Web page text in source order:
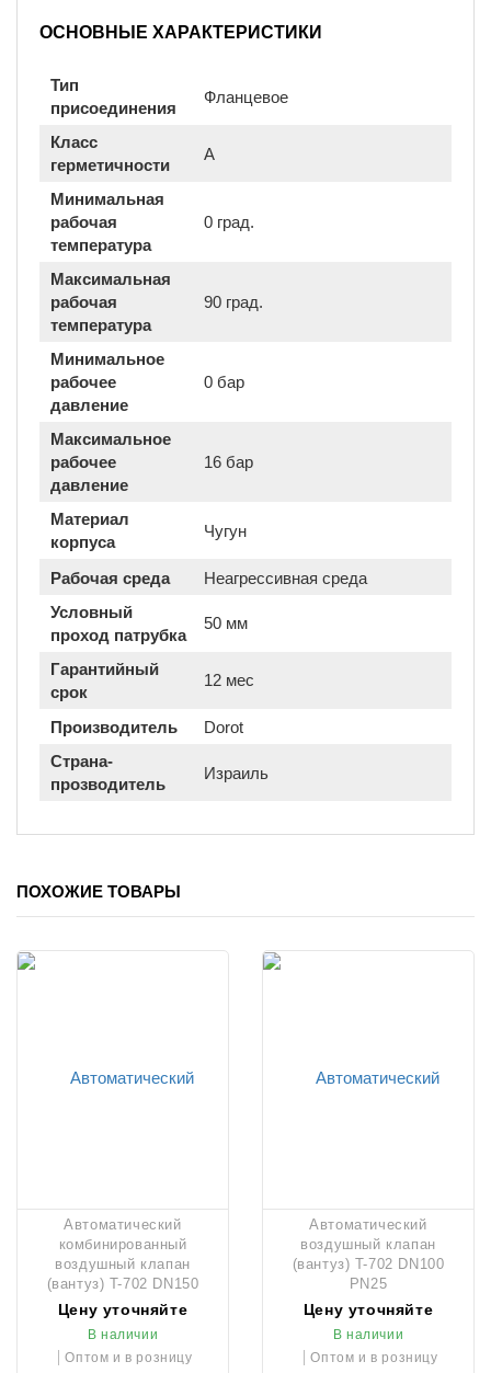
ОСНОВНЫЕ ХАРАКТЕРИСТИКИ
Тип
присоединения
Фланцевое
Класс
герметичности
A
Минимальная
рабочая
температура
0 град.
Максимальная
рабочая
температура
90 град.
Минимальное
рабочее
давление
0 бар
Максимальное
рабочее
давление
16 бар
Материал
корпуса
Чугун
Рабочая среда
Неагрессивная среда
Условный
проход патрубка
50 мм
Гарантийный
срок
12 мес
Производитель
Dorot
Страна-
прозводитель
Израиль
ПОХОЖИЕ ТОВАРЫ
Автоматический
комбинированный
воздушный клапан
(вантуз) T-702 DN150
PN25
Цену уточняйте
В наличии
Оптом и в розницу
Автоматический
воздушный клапан
(вантуз) T-702 DN100
PN25
Цену уточняйте
В наличии
Оптом и в розницу